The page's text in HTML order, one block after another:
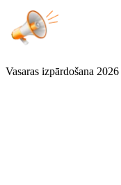
Vasaras izpārdošana 2026